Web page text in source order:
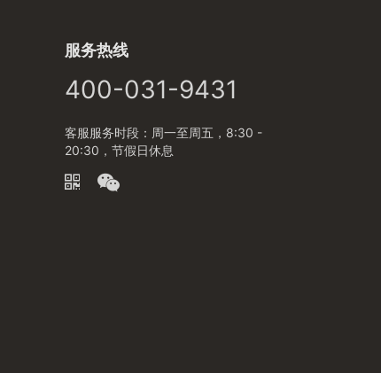
服务热线
400-031-9431
客服服务时段：周一至周五，8:30 -
20:30，节假日休息